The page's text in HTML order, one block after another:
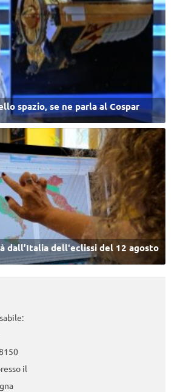
spazio, se ne parla al Cospar
dall’Italia dell'eclissi del 12 agosto
il